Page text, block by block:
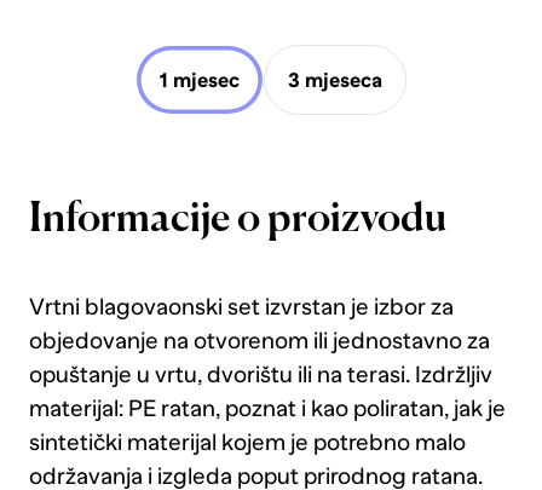
1 mjesec 3 mjeseca
Informacije o proizvodu
Vrtni blagovaonski set izvrstan je izbor za
objedovanje na otvorenom ili jednostavno za
opuštanje u vrtu, dvorištu ili na terasi. Izdržljiv
materijal: PE ratan, poznat i kao poliratan, jak je
sintetički materijal kojem je potrebno malo
održavanja i izgleda poput prirodnog ratana.